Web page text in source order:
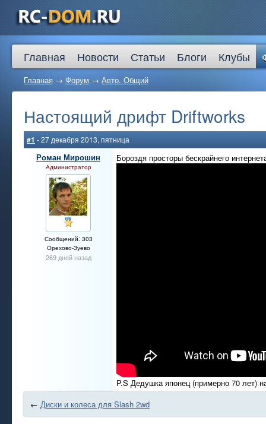
Главная Новости Статьи Блоги Клубы
Главная → Форум → Авто. Общий
Настоящий дрифт Driftworks
#1 - 27 декабря 2013, пятница
Роман Мирошин
Администратор
Сообщений: 303
Орехово-Зуево
269 дней назад
Бороздя просторы бескрайнего
P.S Дедушка японец (примерно 70 лет)
← Диски и колеса для Slash 2wd